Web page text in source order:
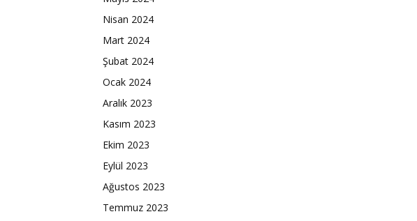
Nisan 2024
Mart 2024
Şubat 2024
Ocak 2024
Aralık 2023
Kasım 2023
Ekim 2023
Eylül 2023
Ağustos 2023
Temmuz 2023